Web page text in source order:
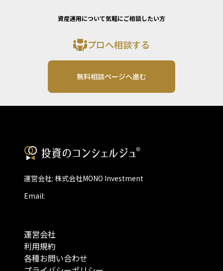
資産運用について気軽にご相談したい方
プロへ相談する
無料相談ページへ進む
運営会社: 株式会社MONO Investment
Email:
運営会社
利用規約
各種お問い合わせ